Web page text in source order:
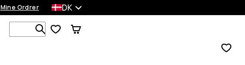
Mine Ordrer DK
Søg i 1 000+ produkter